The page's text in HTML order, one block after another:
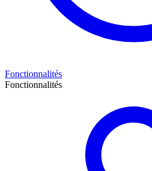
Fonctionnalités
Fonctionnalités